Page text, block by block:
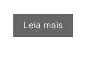
Leia mais
de